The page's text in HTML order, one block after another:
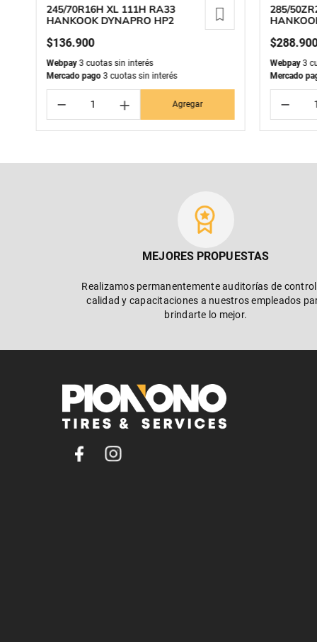
245/70R16H XL 111H RA33
HANKOOK DYNAPRO HP2
$136.900
Webpay3 cuotas sin interés
Mercado pago3 cuotas sin interés
＋
－ Agregar
285/
$288.
Webpay3
Mercado
－
MEJORES PROPUESTAS
Realizamos permanentemente auditorías de
calidad y capacitaciones a nuestros empleados
brindarte lo mejor.